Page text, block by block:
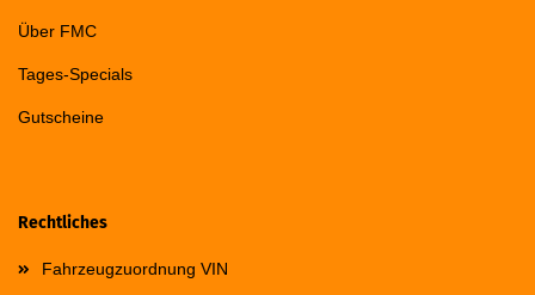
Über FMC
Tages-Specials
Gutscheine
Rechtliches
Fahrzeugzuordnung VIN